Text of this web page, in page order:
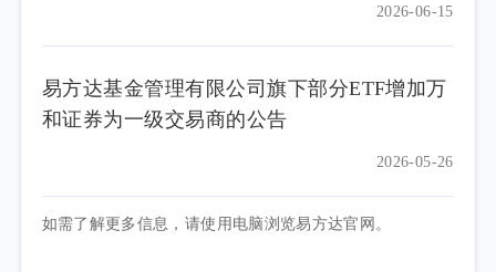
2026-06-15
易方达基金管理有限公司旗下部分ETF增加万
和证券为一级交易商的公告
2026-05-26
如需了解更多信息，请使用电脑浏览易方达官网。